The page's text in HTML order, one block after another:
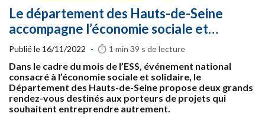
Le département des Hauts-de-Seine
accompagne l’économie sociale et…
Publié le 16/11/2022 - 1 min 39 s de lecture
Dans le cadre du mois de l’ESS, événement national
consacré à l’économie sociale et solidaire, le
Département des Hauts-de-Seine propose deux grands
rendez-vous destinés aux porteurs de projets qui
souhaitent entreprendre autrement.